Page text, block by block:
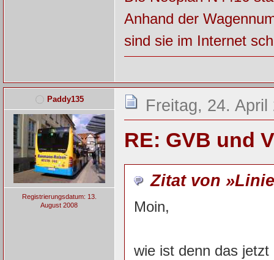
Anhand der
sind sie im Internet
Paddy135
Registrierungsdatum: 13.
August 2008
Freitag, 24. April
RE: GVB und
Zitat von
Moin,
wie ist denn das